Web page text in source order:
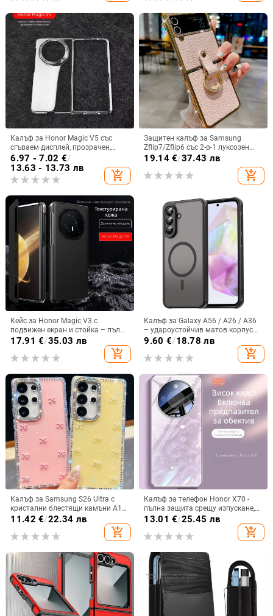
Калъф за Honor Magic V5 със
сгъваем дисплей, прозрачен,
лъскав, PC материал
6.97 - 7.02 €/
13.63 - 13.73 лв
add_shopping_cart
Защитен калъф за Samsung
Zflip7/Zflip6 със 2-в-1 луксозен
дизайн, изкуствена кожа и
19.14€/37.43 лв
add_shopping_cart
Кейс за Honor Magic V3 с
подвижен екран и стойка – пълна
защита, удароустойчив, против
имитационна кожа, прецизна
17.91 €/35.03 лв
add_shopping_cart
Калъф за Galaxy A56 / A26 / A36
– удароустойчив матов корпус
от PC+TPU с текстура на кожа
9.60 €/18.78 лв
add_shopping_cart
Калъф за Samsung S26 Ultra с
кристални блестящи камъни A17,
A57IMD Aurora Bow и S24FE,
11.42 €/22.34 лв
add_shopping_cart
Калъф за телефон Honor X70 -
пълна защита срещу изпускане,
закалено стъкло, модел Аурора
13.01 €/25.45 лв
add_shopping_cart